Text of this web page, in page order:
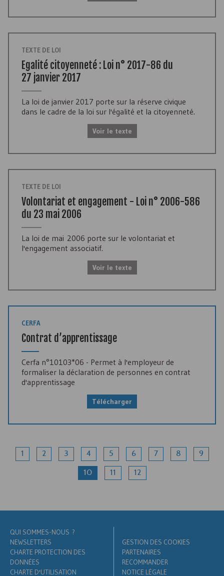
TEXTE DE LOI
Egalité citoyenneté : Loi n° 2017-86 du
27 janvier 2017
La loi de janvier 2017 porte sur la réserve civique
dans le cadre de la loi sur l'égalité et la citoyenneté.
Voir le texte
TEXTE DE LOI
Volontariat et engagement - Loi n° 2006-586
du 23 mai 2006
La loi de mai 2006 porte sur le volontariat et
l'engagement associatif.
Voir le texte
CERFA
Contrat d’apprentissage
Cerfa n°10103*06 - Permet à l'employeur de
formaliser la déclaration de personnes en contrat
d'apprentissage
Télécharger
1 2 3 4 5 6 7 8 9
10 11 12
QUI SOMMES-NOUS ?
NEWSLETTERS
CHARTE PROTECTION DES
DONNÉES
CHARTE D'UTILISATION
GESTION DES COOKIES
PARTENAIRES
RECOMMANDER
NOTICE LÉGALE